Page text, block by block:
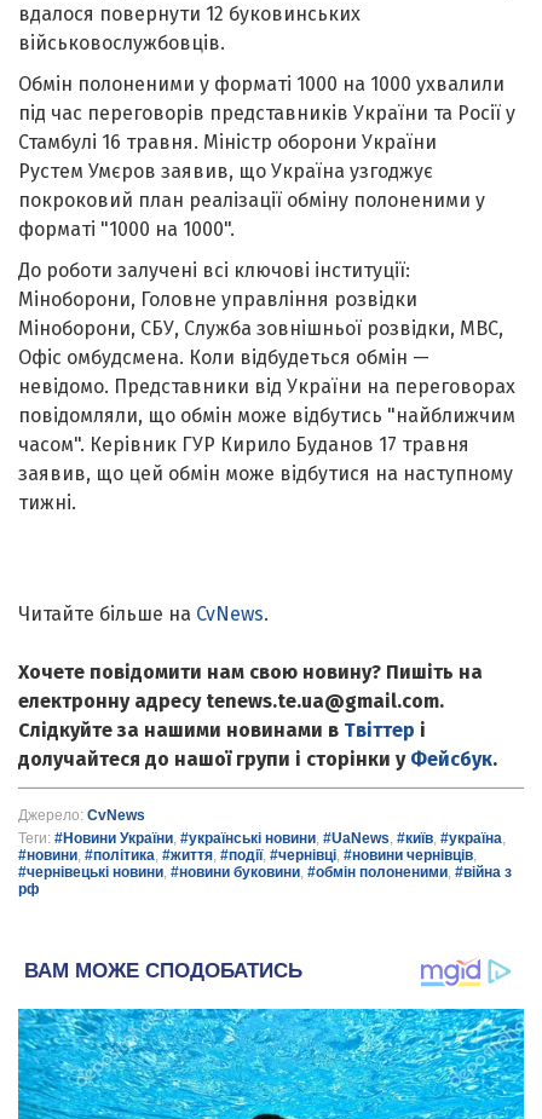
вдалося повернути 12 буковинських
військовослужбовців.
Обмін полоненими у форматі 1000 на 1000 ухвалили
під час переговорів представників України та Росії у
Стамбулі 16 травня. Міністр оборони України
Рустем Умєров заявив, що Україна узгоджує
покроковий план реалізації обміну полоненими у
форматі "1000 на 1000".
До роботи залучені всі ключові інституції:
Міноборони, Головне управління розвідки
Міноборони, СБУ, Служба зовнішньої розвідки, МВС,
Офіс омбудсмена. Коли відбудеться обмін —
невідомо. Представники від України на переговорах
повідомляли, що обмін може відбутись "найближчим
часом". Керівник ГУР Кирило Буданов 17 травня
заявив, що цей обмін може відбутися на наступному
тижні.
Читайте більше на CvNews.
Хочете повідомити нам свою новину? Пишіть на
електронну адресу tenews.te.ua@gmail.com.
Слідкуйте за нашими новинами в Твіттер і
долучайтеся до нашої групи і сторінки у Фейсбук.
Джерело: CvNews
Теги: #Новини України, #українські новини, #UaNews, #київ, #україна,
#новини, #політика, #життя, #події, #чернівці, #новини чернівців,
#чернівецькі новини, #новини буковини, #обмін полоненими, #війна з
рф